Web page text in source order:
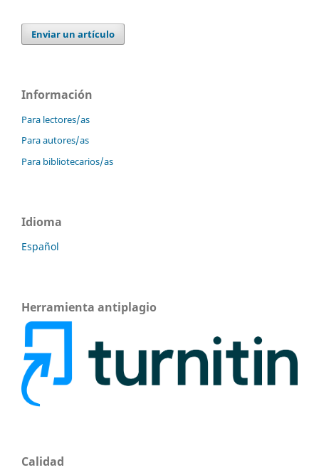
Enviar un artículo
Información
Para lectores/as
Para autores/as
Para bibliotecarios/as
Idioma
Español
Herramienta antiplagio
Calidad